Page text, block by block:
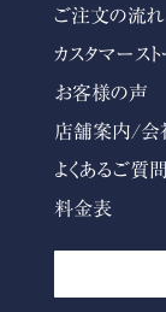
ご注文の流れ
カスタマースト
お客様の声
店舗案内/会
よくあるご質問
料金表